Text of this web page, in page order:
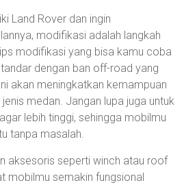
Land Rover dan ingin
modifikasi adalah langkah
modifikasi yang bisa kamu coba
dengan ban off-road yang
akan meningkatkan kemampuan
medan. Jangan lupa juga untuk
lebih tinggi, sehingga mobilmu
tanpa masalah.
aksesoris seperti winch atau roof
mobilmu semakin fungsional